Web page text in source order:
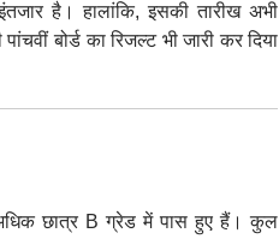
है। हालांकि, इसकी तारीख अभी
बोर्ड का रिजल्ट भी जारी कर दिया
छात्र B ग्रेड में पास हुए हैं। कुल